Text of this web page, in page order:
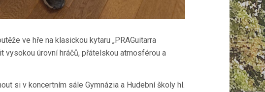
ve hře na klasickou kytaru „PRAGuitarra
vysokou úrovní hráčů, přátelskou atmosférou a
si v koncertním sále Gymnázia a Hudební školy hl.